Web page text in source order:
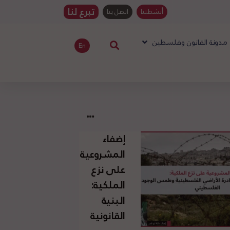
أنشطتنا اتصل بنا تبرع لنا
مدونة القانون وفلسطين En
إضفاء
المشروعية
على نزع
الملكية:
البنية
القانونية